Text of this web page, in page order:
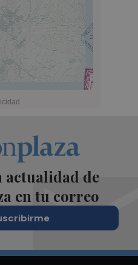
actualidad de
en tu correo